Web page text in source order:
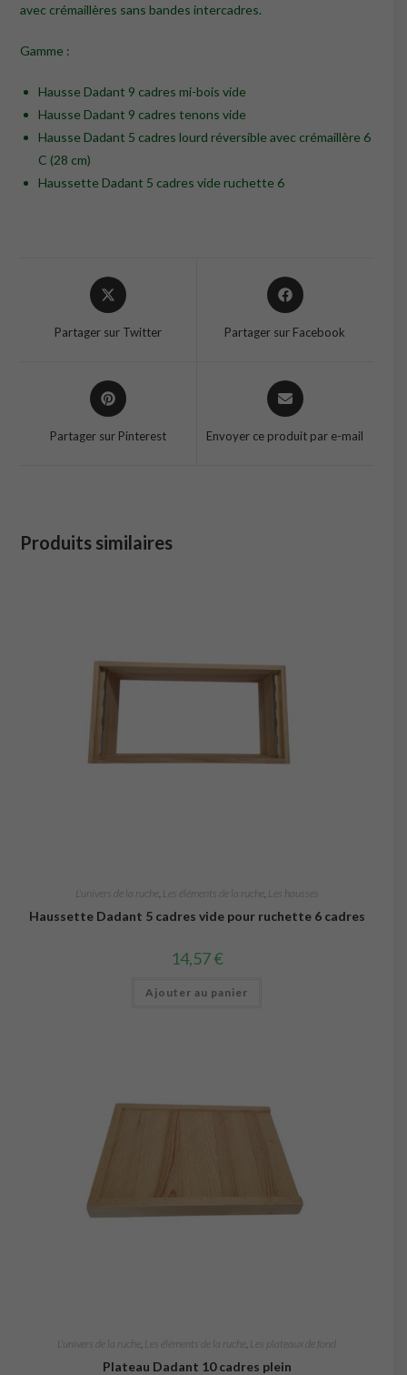
avec crémaillères sans bandes intercadres.
Gamme :
Hausse Dadant 9 cadres mi-bois vide
Hausse Dadant 9 cadres tenons vide
Hausse Dadant 5 cadres lourd réversible avec crémaillère 6
C (28 cm)
Haussette Dadant 5 cadres vide ruchette 6
Opens
in
new
Partager sur Twitter
Opens
in
Partager sur Facebook
Opens
in
Partager sur Pinterest
Opens
in
new
Envoyer ce produit par e-mail
Produits similaires
L'univers de la ruche Les éléments de la ruche Les hausses
Haussette Dadant 5 cadres vide pour ruchette 6 cadres
14,57€
Ajouter au panier
L'univers de la ruche , Les éléments de la ruche , Les plateaux de fond
Plateau Dadant 10 cadres plein